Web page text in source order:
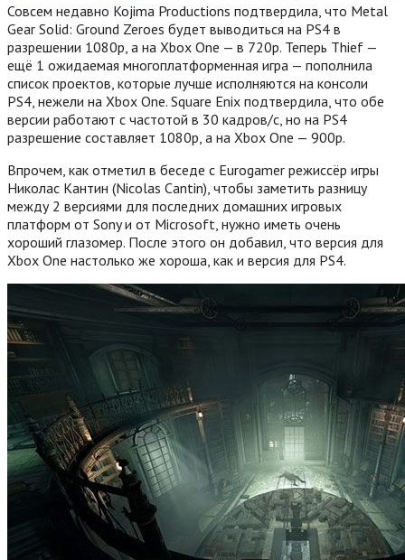
Совсем недавно Kojima Productions подтвердила, что Metal
Gear Solid: Ground Zeroes будет выводиться на PS4 в
разрешении 1080p, а на Xbox One — в 720p. Теперь Thief —
ещё 1 ожидаемая многоплатформенная игра — пополнила
список проектов, которые лучше исполняются на консоли
PS4, нежели на Xbox One. Square Enix подтвердила, что обе
версии работают с частотой в 30 кадров/с, но на PS4
разрешение составляет 1080p, а на Xbox One — 900p.
Впрочем, как отметил в беседе с Eurogamer режиссёр игры
Николас Кантин (Nicolas Cantin), чтобы заметить разницу
между 2 версиями для последних домашних игровых
платформ от Sony и от Microsoft, нужно иметь очень
хороший глазомер. После этого он добавил, что версия для
Xbox One настолько же хороша, как и версия для PS4.